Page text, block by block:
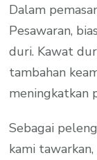
Dalam
Pesawaran,
duri. Kawat
tambahan
meningkatkan
Sebagai
kami